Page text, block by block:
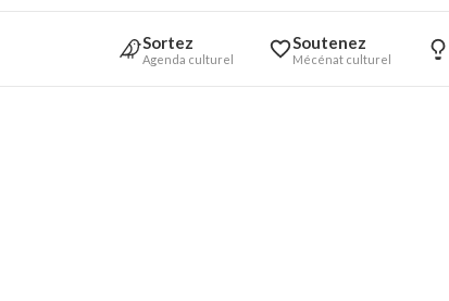
Sortez
Agenda culturel
Soutenez
Mécénat culturel